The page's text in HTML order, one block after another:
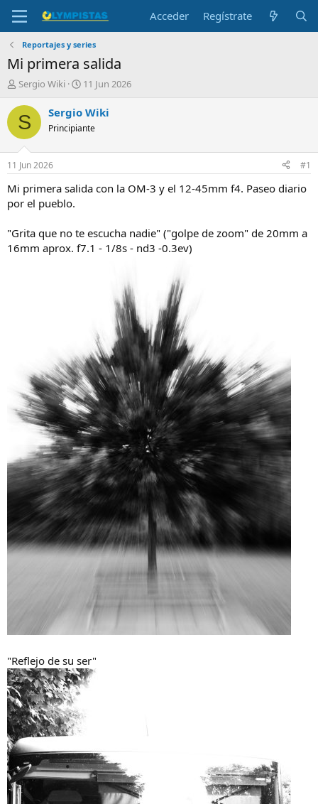
Acceder Regístrate
Reportajes y series
Mi primera salida
I
i
c
a
d
o
r
e
t
e
Sergio Wiki
F
c
a
i
n
o
11 Jun 2026
S Sergio Wiki
Principiante
11 Jun 2026 #1
Mi primera salida con la OM-3 y el 12-45mm f4. Paseo diario
por el pueblo.
"Grita que no te escucha nadie" ("golpe de zoom" de 20mm a
16mm aprox. f7.1 - 1/8s - nd3 -0.3ev)
"Reflejo de su ser"